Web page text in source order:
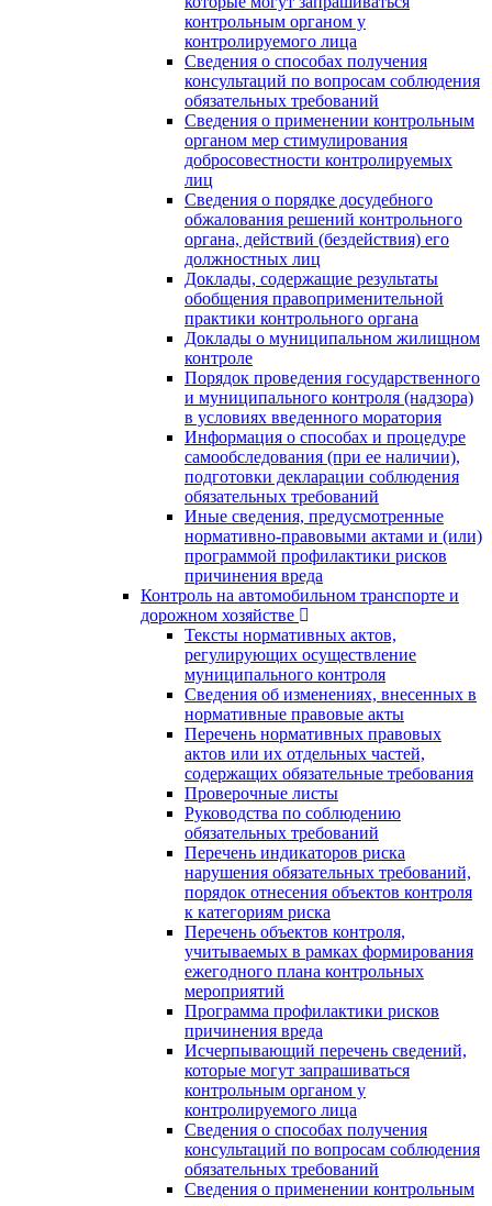
контрольным органом у
контролируемого лица
Сведения о способах получения
консультаций по вопросам соблюдения
обязательных требований
Сведения о применении контрольным
органом мер стимулирования
добросовестности контролируемых
лиц
Сведения о порядке досудебного
обжалования решений контрольного
органа, действий (бездействия) его
должностных лиц
Доклады, содержащие результаты
обобщения правоприменительной
практики контрольного органа
Доклады о муниципальном жилищном
контроле
Порядок проведения государственного
и муниципального контроля (надзора)
в условиях введенного моратория
Информация о способах и процедуре
самообследования (при ее наличии),
подготовки декларации соблюдения
обязательных требований
Иные сведения, предусмотренные
нормативно-правовыми актами и (или)
программой профилактики рисков
причинения вреда
Контроль на автомобильном транспорте и
дорожном хозяйстве
Тексты нормативных актов,
регулирующих осуществление
муниципального контроля
Сведения об изменениях, внесенных в
нормативные правовые акты
Перечень нормативных правовых
актов или их отдельных частей,
содержащих обязательные требования
Проверочные листы
Руководства по соблюдению
обязательных требований
Перечень индикаторов риска
нарушения обязательных требований,
порядок отнесения объектов контроля
к категориям риска
Перечень объектов контроля,
учитываемых в рамках формирования
ежегодного плана контрольных
мероприятий
Программа профилактики рисков
причинения вреда
Исчерпывающий перечень сведений,
которые могут запрашиваться
контрольным органом у
контролируемого лица
Сведения о способах получения
консультаций по вопросам соблюдения
обязательных требований
Сведения о применении контрольным